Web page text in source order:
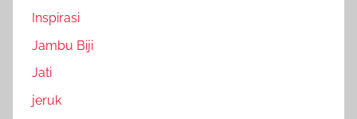
Inspirasi
Jambu Biji
Jati
jeruk